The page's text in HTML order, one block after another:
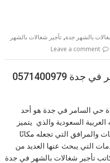
بالشهر جدة,تأجير شغالات بالشهر
Leave a comment
0571400979
حي السامر في جدة هو أحد
السعودية والذي يتميز
والمرافق التي تجعله مكانًا
التي يبحث عنها العديد من
تأجير شغالات بالشهر في جدة